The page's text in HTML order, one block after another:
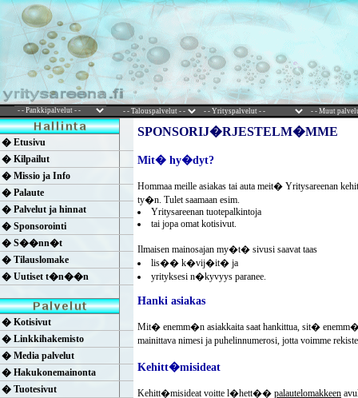
� Etusivu
� Kilpailut
� Missio ja Info
� Palaute
� Palvelut ja hinnat
� Sponsorointi
� S��nn�t
� Tilauslomake
� Uutiset t�n��n
� Kotisivut
� Linkkihakemisto
� Media palvelut
� Hakukonemainonta
� Tuotesivut
SPONSORIJ�RJESTELM�MME
Mit� hy�dyt?
Hommaa meille asiakas tai auta meit� Yritysareenan
ty�n. Tulet saamaan esim.
Yritysareenan tuotepalkintoja
tai jopa omat kotisivut.
Ilmaisen mainosajan my�t� sivusi saavat taas
lis�� k�vij�it� ja
yrityksesi n�kyvyys paranee.
Hanki asiakas
Mit� enemm�n asiakkaita saat hankittua, sit�
mainittava nimesi ja puhelinnumerosi, jotta voimme
Kehitt�misideat
Kehitt�misideat voitte l�hett�� palautelomakkeen